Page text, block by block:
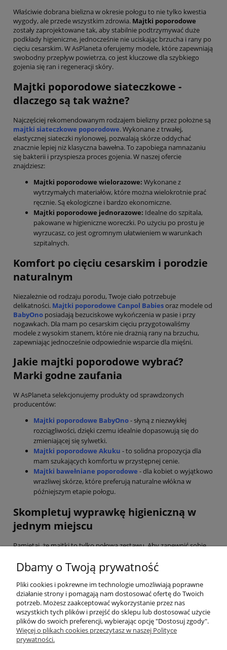
Właściwie dobrana bielizna w okresie połogu to nie tylko kwestia
wygody, ale przede wszystkim zdrowia. Majtki poporodowe
zostały zaprojektowane tak, aby stabilnie podtrzymywać duże
podkłady higieniczne, jednocześnie nie uciskając brzucha i rany po
cięciu cesarskim. W AsPlaneta oferujemy modele, które zapewniają
swobodny przepływ powietrza, co jest kluczowe dla szybkiego
gojenia się ran i regeneracji skóry.
Majtki poporodowe siateczkowe -
dlaczego są tak ważne?
Najczęściej rekomendowanym rodzajem bielizny przez położne są
majtki siateczkowe poporodowe. Wykonane z trwałej,
elastycznej siateczki nylonowej, pozwalają skórze oddychać
znacznie lepiej niż klasyczna bawełna. To zapobiega namnażaniu
się bakterii i przyspiesza proces gojenia. W naszej ofercie
znajdziesz:
Majtki poporodowe wielorazowe: Wykonane z
wytrzymałych materiałów, które można wielokrotnie prać
ręcznie. Są ekologiczne i bardzo ekonomiczne.
Majtki poporodowe jednorazowe: Idealne do szpitala,
pakowane w higieniczne woreczki. Po użyciu po prostu je
wyrzucasz, co jest ogromnym ułatwieniem w warunkach
szpitalnych.
Komfort po cięciu cesarskim i porodzie
naturalnym
Niezależnie od rodzaju porodu, Twoje ciało potrzebuje
delikatności. Majtki poporodowe Canpol Babiesoraz modele od
BabyOno posiadają bezuciskowe wykończenia w pasie i przy
nogawkach. Dla mam po cesarskim cięciu przygotowaliśmy
modele z wysokim stanem, które nie drażnią rany na brzuchu,
zapewniając jednocześnie odpowiednie wsparcie dla mięśni.
Jakie majtki poporodowe wybrać?
Marki godne zaufania
W AsPlaneta selekcjonujemy produkty od sprawdzonych
producentów:
Majtki poporodowe BabyOno- słyną z niezwykłej
rozciągliwości, dzięki czemu idealnie dopasowują się do
zmieniającej się sylwetki.
Majtki poporodowe Akuku - to solidna propozycja dla
mam szukających komfortu w przystępnej cenie.
Majtki bawełniane poporodowe - dla kobiet o wyjątkowo
wrażliwej skórze, które preferują naturalne włókna w
późniejszym etapie połogu.
Skompletuj wyprawkę higieniczną w
jednym miejscu
Pamiętaj, że majtki to tylko połowa zestawu. Aby zapewnić sobie
poporodowe . Sugerujemy zakup co najmniej 2-3 opakowań
majtek wielorazowych lub kilkunastu sztuk jednorazowych, aby
być przygotowaną na każdą sytuację w pierwszych dniach z
maluszkiem.
W AsPlaneta dbamy o to, by każda mama czuła się zaopiekowana.
Wybierz naszą profesjonalną bieliznę poporodową i skup się na
tym, co najważniejsze - budowaniu więzi z Twoim dzieckiem.
Dbamy o Twoją prywatność
Pliki cookies i pokrewne im technologie umożliwiają poprawne
działanie strony i pomagają nam dostosować ofertę do Twoich
potrzeb. Możesz zaakceptować wykorzystanie przez nas
wszystkich tych plików i przejść do sklepu lub dostosować użycie
plików do swoich preferencji, wybierając opcję "Dostosuj zgody".
Więcej o plikach cookies przeczytasz w naszej Polityce
prywatności.